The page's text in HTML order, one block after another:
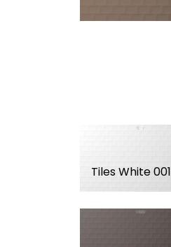
Tiles White 001